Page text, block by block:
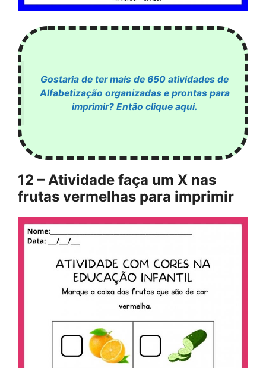
Gostaria de ter mais de 650 atividades de
Alfabetização organizadas e prontas para
imprimir? Então clique aqui.
12 – Atividade faça um X nas
frutas vermelhas para imprimir